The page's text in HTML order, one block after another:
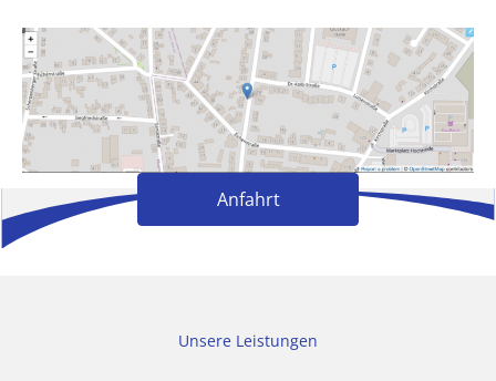
Anfahrt
Unsere Leistungen